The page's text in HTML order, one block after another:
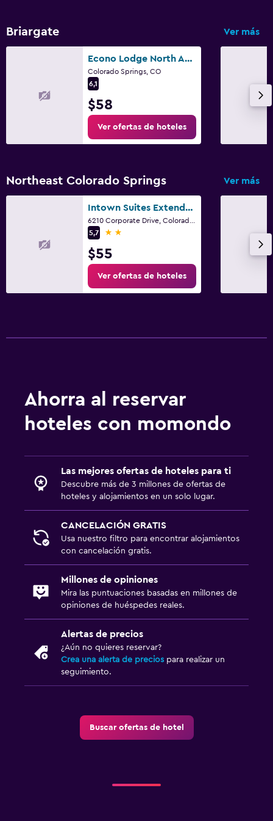
Gimnasio
Gimnasio
Masajes
Comidas para niños
Briargate Ver más
Econo Lodge North Academy
Colorado Springs, CO
6,1
$58
Ver ofertas de hoteles
Northeast Colorado Springs Ver más
Intown Suites Extended Stay Colorado Springs
5,7
2 estrellas
$55
Ver ofertas de hoteles
Ahorra al reservar
hoteles con momondo
Las mejores ofertas de hoteles para ti
Descubre más de 3 millones de ofertas de
hoteles y alojamientos en un solo lugar.
CANCELACIÓN GRATIS
Usa nuestro filtro para encontrar alojamientos
con cancelación gratis.
Millones de opiniones
Mira las puntuaciones basadas en millones de
opiniones de huéspedes reales.
Alertas de precios
¿Aún no quieres reservar?
Crea una alerta de precios para realizar un
seguimiento.
Buscar ofertas de hotel